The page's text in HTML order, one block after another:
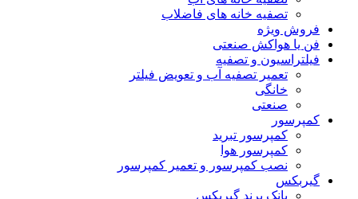
تصفیه خانه های فاضلاب
فروش ویژه
فن یا هواکش صنعتی
فیلتراسیون و تصفیه
تعمیر تصفیه آب و تعویض فیلتر
خانگی
صنعتی
کمپرسور
کمپرسور تبرید
کمپرسور هوا
نصب کمپرسور و تعمیر کمپرسور
گیربکس
بانک برند گیربکس